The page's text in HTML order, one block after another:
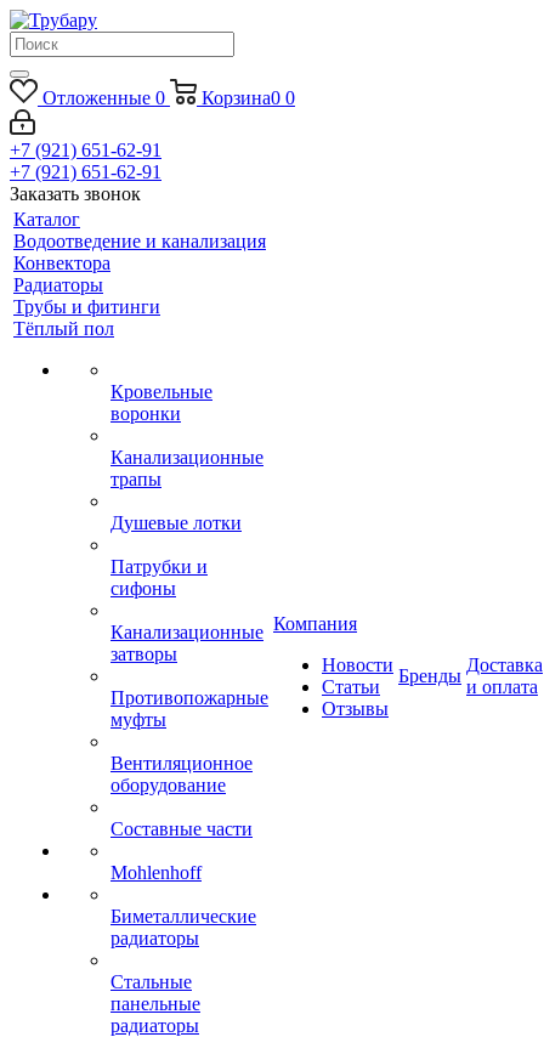
Отложенные 0 Корзина0 0
+7 (921) 651-62-91
+7 (921) 651-62-91
Заказать звонок
Каталог
Водоотведение и канализация
Конвектора
Радиаторы
Трубы и фитинги
Тёплый пол
Кровельные
воронки
Канализационные
трапы
Душевые лотки
Патрубки и
сифоны
Канализационные
затворы
Противопожарные
муфты
Вентиляционное
оборудование
Составные части
Mohlenhoff
Биметаллические
радиаторы
Стальные
панельные
радиаторы
Компания
Новости
Статьи
Отзывы
Бренды
Доставка
и оплата